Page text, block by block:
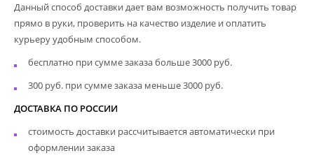
Данный способ доставки дает вам возможность получить товар
прямо в руки, проверить на качество изделие и оплатить
курьеру удобным способом.
бесплатно при сумме заказа больше 3000 руб.
300 руб. при сумме заказа меньше 3000 руб.
ДОСТАВКА ПО РОССИИ
стоимость доставки рассчитывается автоматически при
оформлении заказа